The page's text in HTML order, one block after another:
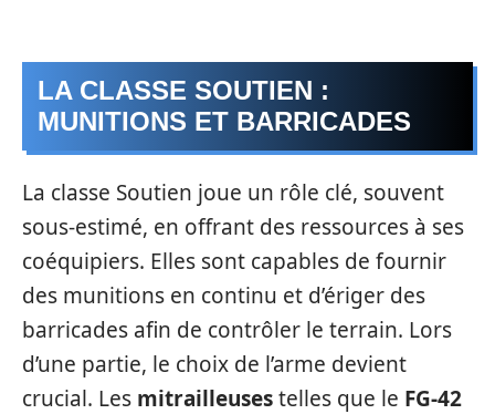
LA CLASSE SOUTIEN :
MUNITIONS ET BARRICADES
La classe Soutien joue un rôle clé, souvent
sous-estimé, en offrant des ressources à ses
coéquipiers. Elles sont capables de fournir
des munitions en continu et d’ériger des
barricades afin de contrôler le terrain. Lors
d’une partie, le choix de l’arme devient
crucial. Les mitrailleusestelles que le FG-42